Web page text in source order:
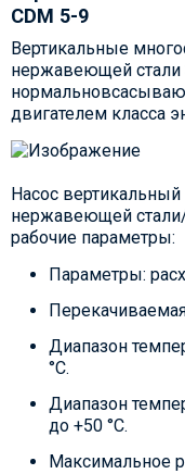
CDM 5-9
Вертикальные
нержавеющей стали
двигателем класса
Насос
нержавеющей стали/
рабочие параметры:
Параметры:
Диапазон
°C.
Диапазон
до +50 °C.
Максимальное